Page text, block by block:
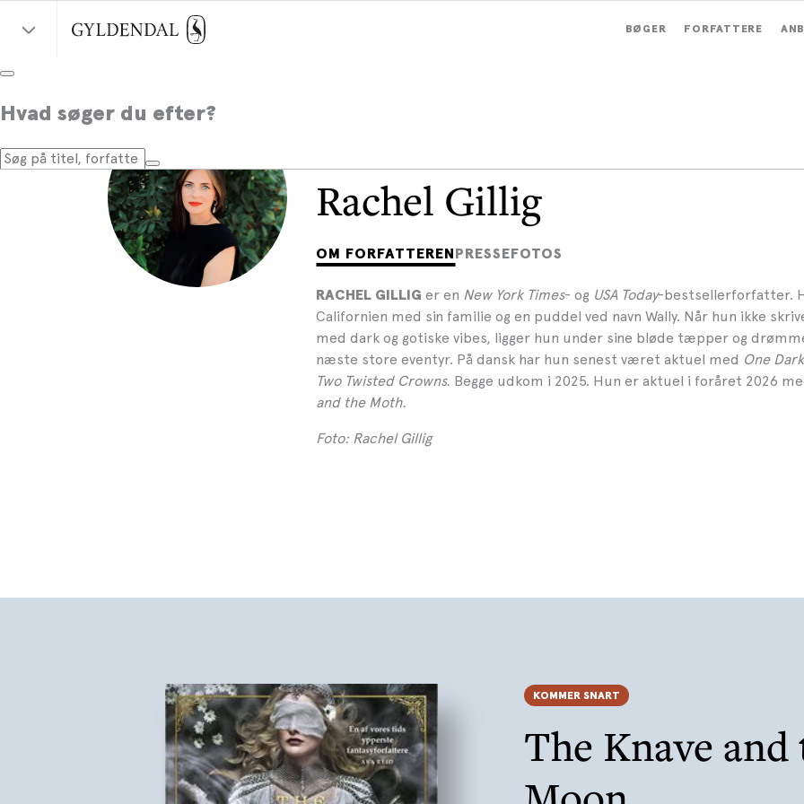
BØGER FORFATTERE
Hvad søger du efter?
Rachel Gillig
OM FORFATTEREN PRESSEFOTOS
RACHEL GILLIG er en New York Times- og USA Today-bestsellerforfatter.
Californien med sin familie og en puddel ved navn Wally. Når hun ikke
med dark og gotiske vibes, ligger hun under sine bløde tæpper og
næste store eventyr. På dansk har hun senest været aktuel med One
Two Twisted Crowns. Begge udkom i 2025. Hun er aktuel i foråret 2026
and the Moth.
Foto: Rachel Gillig
KOMMER SNART
The Knave and